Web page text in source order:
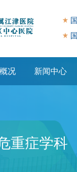
况 新闻中心
重症学科